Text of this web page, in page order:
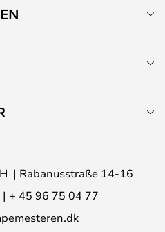
Rabanusstraße 14-16
+ 45 96 75 04 77